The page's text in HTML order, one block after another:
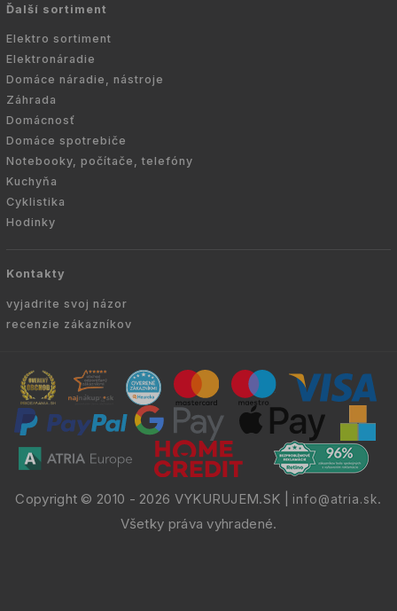
Ďalší sortiment
Elektro sortiment
Elektronáradie
Domáce náradie, nástroje
Záhrada
Domácnosť
Domáce spotrebiče
Notebooky, počítače, telefóny
Kuchyňa
Cyklistika
Hodinky
Kontakty
vyjadrite svoj názor
recenzie zákazníkov
Copyright © 2010 - 2026 VYKURUJEM.SK info@atria.sk.
Všetky práva vyhradené.